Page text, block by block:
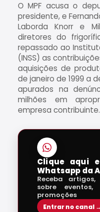
O MPF acusa o
presidente, e
Laborda Knorr e
diretores do
repassado ao
(INSS) as
aquisições de
de janeiro de 1999 a
apurados na
milhões em
empresa contribuinte.
Clique aqui
Whatsapp da
Receba
sobre
promoções
Entrar no canal →